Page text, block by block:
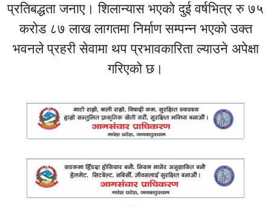
प्रतिबद्धता जनाए। शिलान्यास भएको दुई वर्षभित्र रु ७५
करोड ८७ लाख लागतमा निर्माण सम्पन्न भएको उक्त
भवनले प्रहरी सेवामा थप प्रभावकारिता ल्याउने अपेक्षा
गरिएको छ।